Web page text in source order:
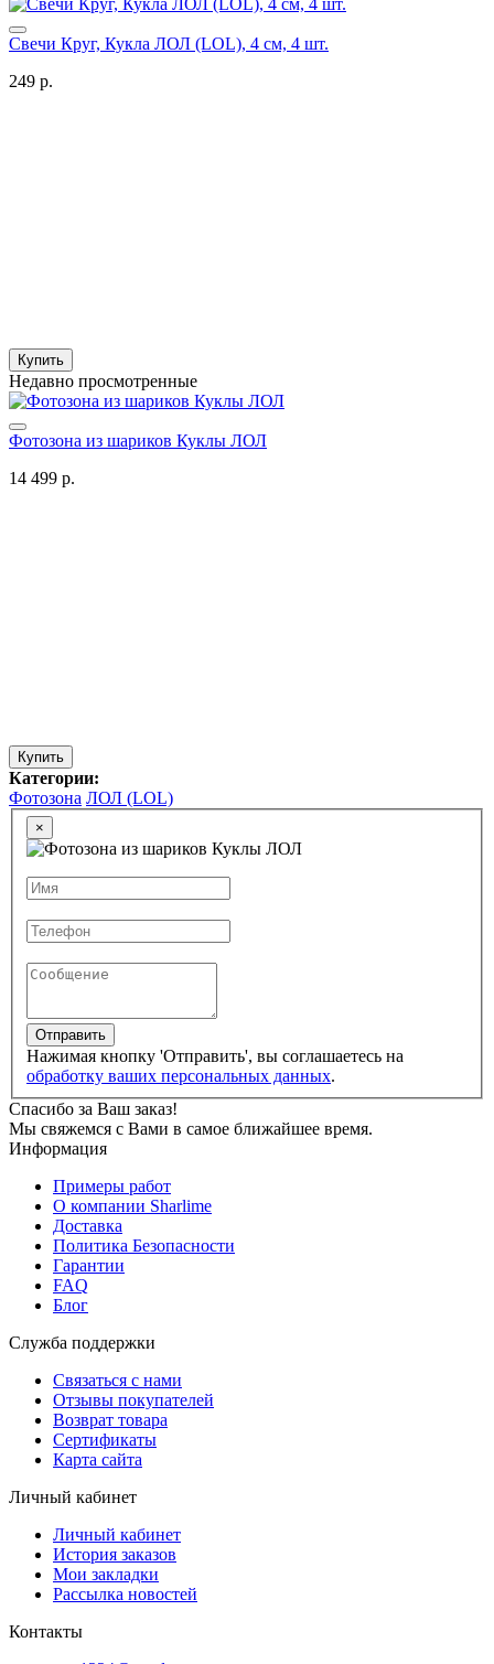
Свечи Круг, Кукла ЛОЛ (LOL), 4 см, 4 шт.
249 р.
Купить
Недавно просмотренные
Фотозона из шариков Куклы ЛОЛ
14 499 р.
Купить
Категории:
Фотозона ЛОЛ (LOL)
×
Отправить
Нажимая кнопку 'Отправить', вы соглашаетесь на
обработку ваших персональных данных.
Спасибо за Ваш заказ!
Мы свяжемся с Вами в самое ближайшее время.
Информация
Примеры работ
О компании Sharlime
Доставка
Политика Безопасности
Гарантии
FAQ
Блог
Служба поддержки
Связаться с нами
Отзывы покупателей
Возврат товара
Сертификаты
Карта сайта
Личный кабинет
Личный кабинет
История заказов
Мои закладки
Рассылка новостей
Контакты